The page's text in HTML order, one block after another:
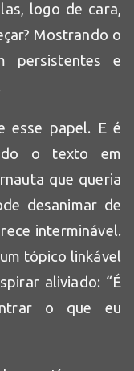
logo de cara,
Mostrando o
persistentes e
esse papel. E é
o texto em
que queria
desanimar de
interminável.
tópico linkável
aliviado: “É
o que eu